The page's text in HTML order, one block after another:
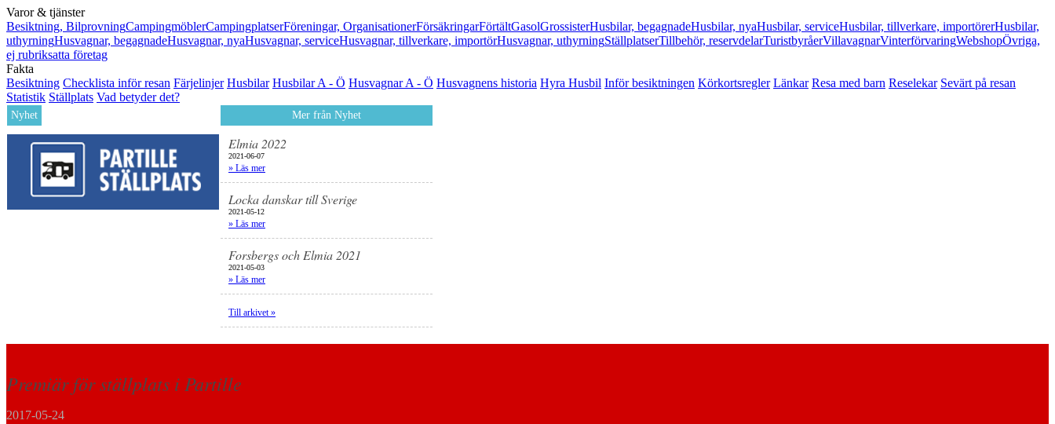
Varor & tjänster
Besiktning, BilprovningCampingmöblerCampingplatserFöreningar, OrganisationerFörsäkringarFörtältGasolGrossisterHusbilar, begagnadeHusbilar, nyaHusbilar, serviceHusbilar, tillverkare, importörerHusbilar,
uthyrningHusvagnar, begagnadeHusvagnar, nyaHusvagnar, serviceHusvagnar, tillverkare, importörHusvagnar, uthyrningStällplatserTillbehör, reservdelarTuristbyråerVillavagnarVinterförvaringWebshopÖvriga,
ej rubriksatta företag
Fakta
Besiktning Checklista inför resan Färjelinjer Husbilar Husbilar A - Ö Husvagnar A - Ö Husvagnens historia Hyra Husbil Inför besiktningen Körkortsregler Länkar Resa med barn Reselekar Sevärt på resan
Statistik Ställplats Vad betyder det?
Nyhet Mer från Nyhet
Elmia 2022
2021-06-07
» Läs mer
Locka danskar till Sverige
2021-05-12
» Läs mer
Forsbergs och Elmia 2021
2021-05-03
» Läs mer
Till arkivet »
Premiär för ställplats i Partille
2017-05-24